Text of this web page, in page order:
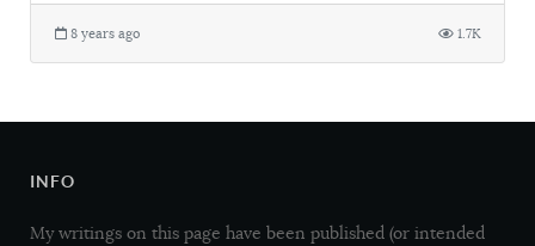
8 years ago 1.7K
INFO
My writings on this page have been published (or intended